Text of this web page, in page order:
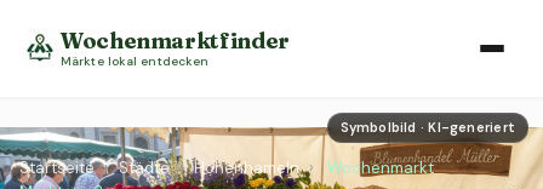
Wochenmarktfinder
Märkte lokal entdecken
Symbolbild · KI-generiert
Startseite › Städte › Hohenhameln ›
Wochenmarkt